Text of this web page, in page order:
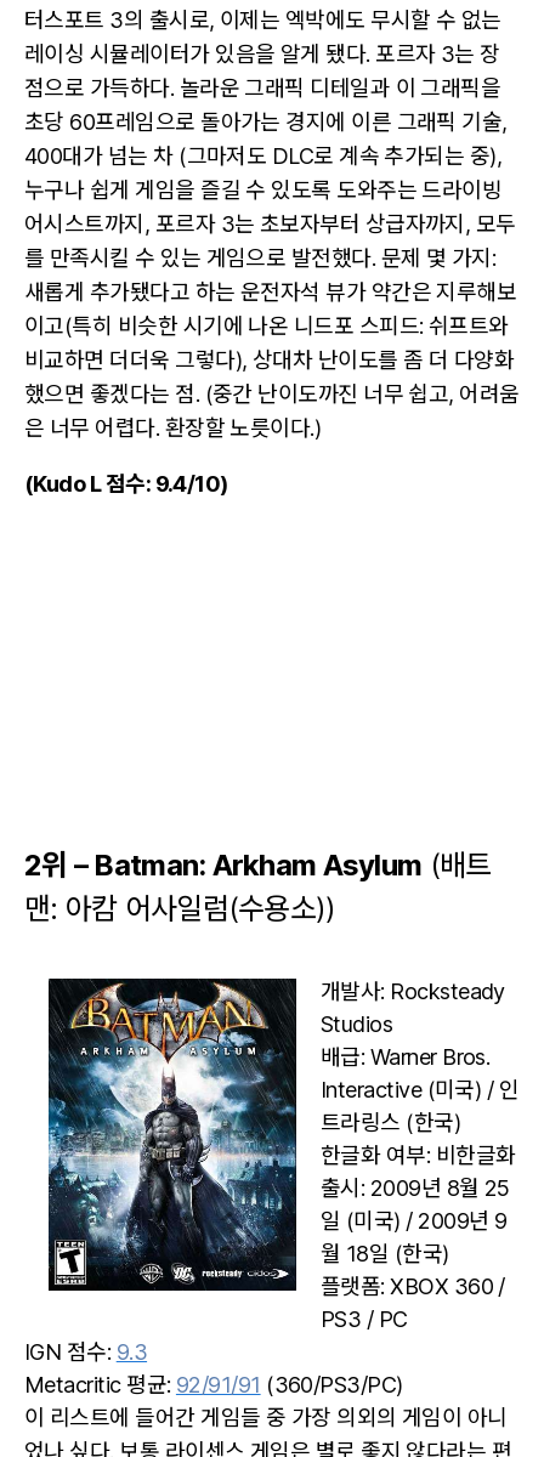
터스포트 3의 출시로, 이제는 엑박에도 무시할 수 없는
레이싱 시뮬레이터가 있음을 알게 됐다. 포르자 3는 장
점으로 가득하다. 놀라운 그래픽 디테일과 이 그래픽을
초당 60프레임으로 돌아가는 경지에 이른 그래픽 기술,
400대가 넘는 차 (그마저도 DLC로 계속 추가되는 중),
누구나 쉽게 게임을 즐길 수 있도록 도와주는 드라이빙
어시스트까지, 포르자 3는 초보자부터 상급자까지, 모두
를 만족시킬 수 있는 게임으로 발전했다. 문제 몇 가지:
새롭게 추가됐다고 하는 운전자석 뷰가 약간은 지루해보
이고(특히 비슷한 시기에 나온 니드포 스피드: 쉬프트와
비교하면 더더욱 그렇다), 상대차 난이도를 좀 더 다양화
했으면 좋겠다는 점. (중간 난이도까진 너무 쉽고, 어려움
은 너무 어렵다. 환장할 노릇이다.)
(Kudo L 점수: 9.4/10)
2위 – Batman: Arkham Asylum (배트
맨: 아캄 어사일럼(수용소))
개발사: Rocksteady
Studios
배급: Warner Bros.
Interactive (미국) / 인
트라링스 (한국)
한글화 여부: 비한글화
출시: 2009년 8월 25
일 (미국) / 2009년 9
월 18일 (한국)
플랫폼: XBOX 360 /
PS3 / PC
IGN 점수: 9.3
Metacritic 평균: 92/91/91 (360/PS3/PC)
이 리스트에 들어간 게임들 중 가장 의외의 게임이 아니
었나 싶다. 보통 라이센스 게임은 별로 좋지 않다라는 편